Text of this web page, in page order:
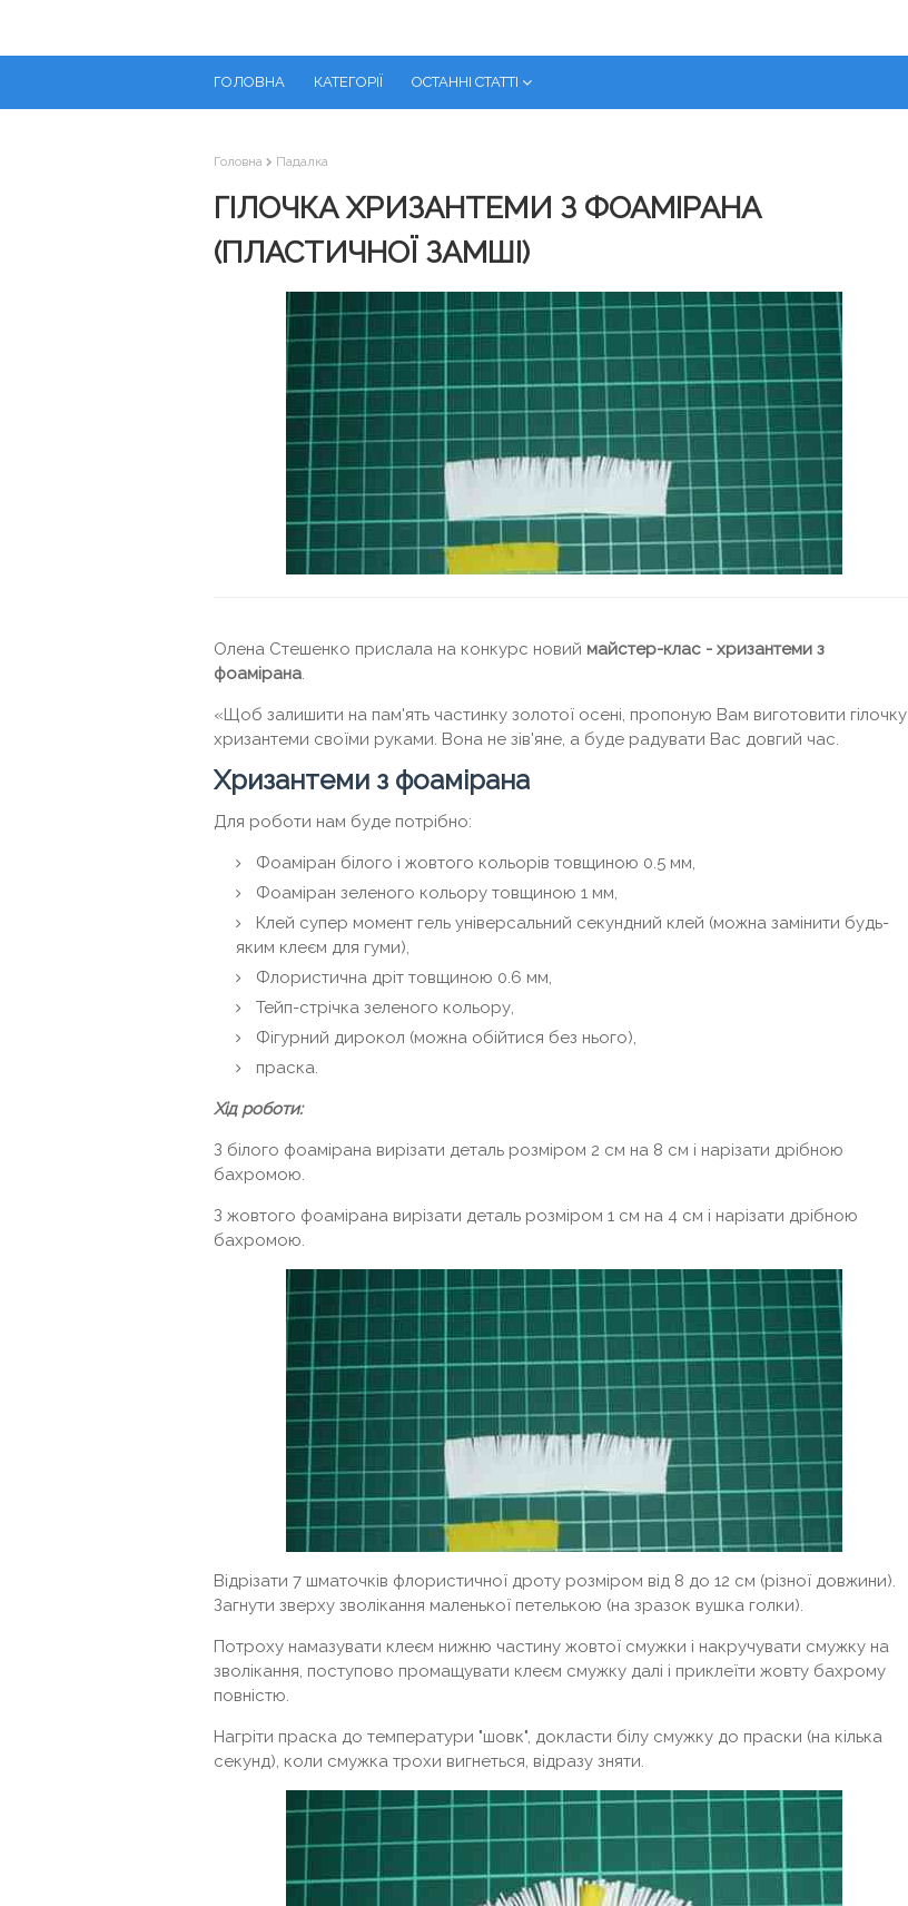
ГОЛОВНА КАТЕГОРІЇ ОСТАННІ СТАТТІ
Головна Падалка
ГІЛОЧКА ХРИЗАНТЕМИ З ФОАМІРАНА
(ПЛАСТИЧНОЇ ЗАМШІ)
Олена Стешенко прислала на конкурс новий майстер-клас - хризантеми з
фоамірана.
«Щоб залишити на пам'ять частинку золотої осені, пропоную Вам виготовити гілочку
хризантеми своїми руками. Вона не зів'яне, а буде радувати Вас довгий час.
Хризантеми з фоамірана
Для роботи нам буде потрібно:
Фоаміран білого і жовтого кольорів товщиною 0.5 мм,
Фоаміран зеленого кольору товщиною 1 мм,
Клей супер момент гель універсальний секундний клей (можна замінити будь-
яким клеєм для гуми),
Флористична дріт товщиною 0.6 мм,
Тейп-стрічка зеленого кольору,
Фігурний дирокол (можна обійтися без нього),
праска.
Хід роботи:
З білого фоамірана вирізати деталь розміром 2 см на 8 см і нарізати дрібною
бахромою.
З жовтого фоамірана вирізати деталь розміром 1 см на 4 см і нарізати дрібною
бахромою.
Відрізати 7 шматочків флористичної дроту розміром від 8 до 12 см (різної довжини).
Загнути зверху зволікання маленької петелькою (на зразок вушка голки).
Потроху намазувати клеєм нижню частину жовтої смужки і накручувати смужку на
зволікання, поступово промащувати клеєм смужку далі і приклеїти жовту бахрому
повністю.
Нагріти праска до температури "шовк", докласти білу смужку до праски (на кілька
секунд), коли смужка трохи вигнеться, відразу зняти.